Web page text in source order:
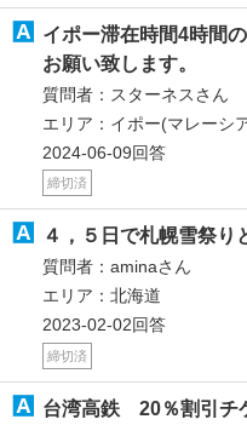
イポー滞在時間4時間
お願い致します。
質問者：スターネスさん
エリア：イポー(マレーシ
2024-06-09回答
締切済
４，５日で札幌雪祭り
質問者：aminaさん
エリア：北海道
2023-02-02回答
締切済
台湾高鉄 20％割引チ